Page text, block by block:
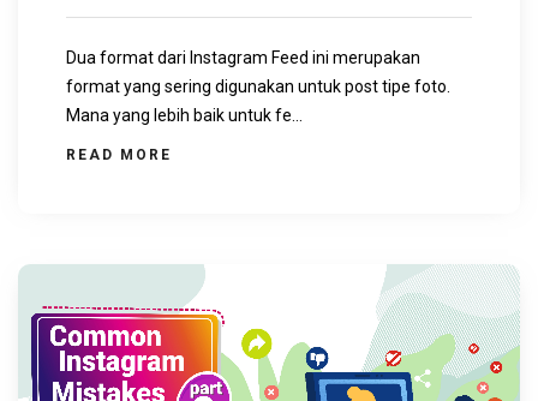
Dua format dari Instagram Feed ini merupakan
format yang sering digunakan untuk post tipe foto.
Mana yang lebih baik untuk fe...
READ MORE